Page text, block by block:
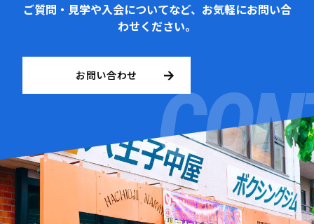
ご質問・見学や入会についてなど、お気軽にお問い合
わせください。
お問い合わせ